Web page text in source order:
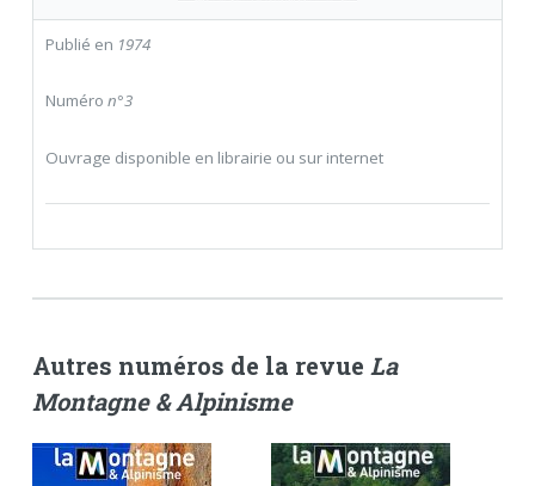
Publié en 1974
Numéro n°3
Ouvrage disponible en librairie ou sur internet
Autres numéros de la revue La
Montagne & Alpinisme